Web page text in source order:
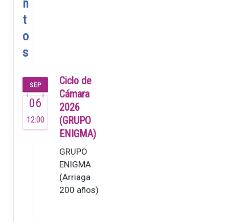
n
t
o
s
SEP
06
12:00
Ciclo de
Cámara
2026
(GRUPO
ENIGMA)
GRUPO
ENIGMA
(Arriaga
200 años)